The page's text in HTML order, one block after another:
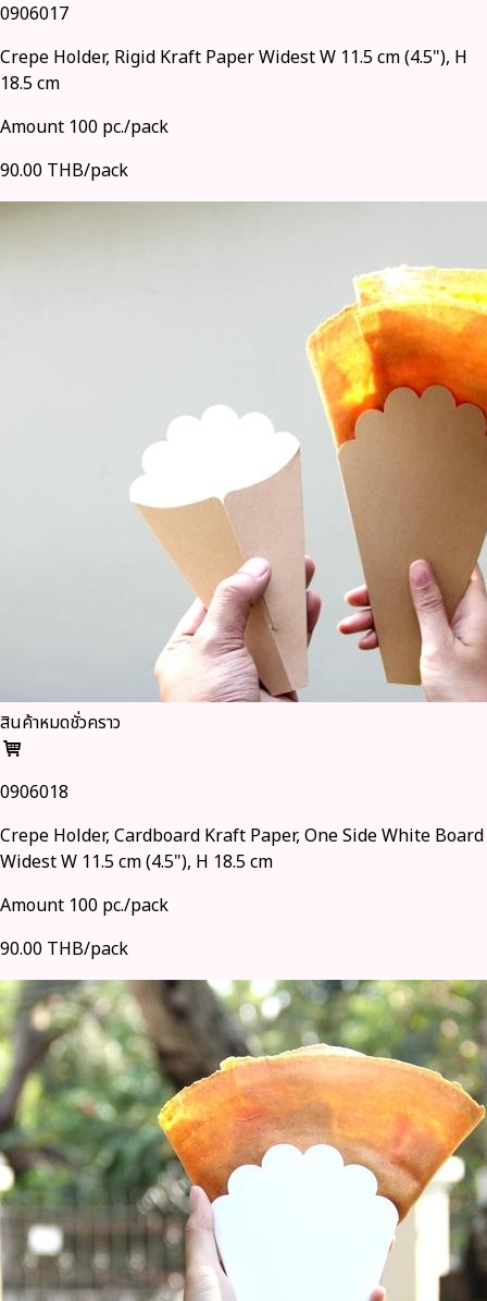
0906017
Crepe Holder, Rigid Kraft Paper Widest W 11.5 cm (4.5"), H
18.5 cm
Amount 100 pc./pack
90.00 THB/pack
สินค้าหมดชั่วคราว
0906018
Crepe Holder, Cardboard Kraft Paper, One Side White Board
Widest W 11.5 cm (4.5"), H 18.5 cm
Amount 100 pc./pack
90.00 THB/pack